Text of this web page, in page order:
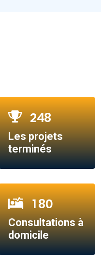
248
Les projets
terminés
180
Consultations à
domicile